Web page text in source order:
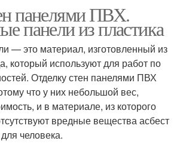
панелями ПВХ.
панели из пластика
— это материал, изготовленный из
который используют для работ по
Отделку стен панелями ПВХ
что у них небольшой вес,
и в материале, из которого
вредные вещества асбест
человека.